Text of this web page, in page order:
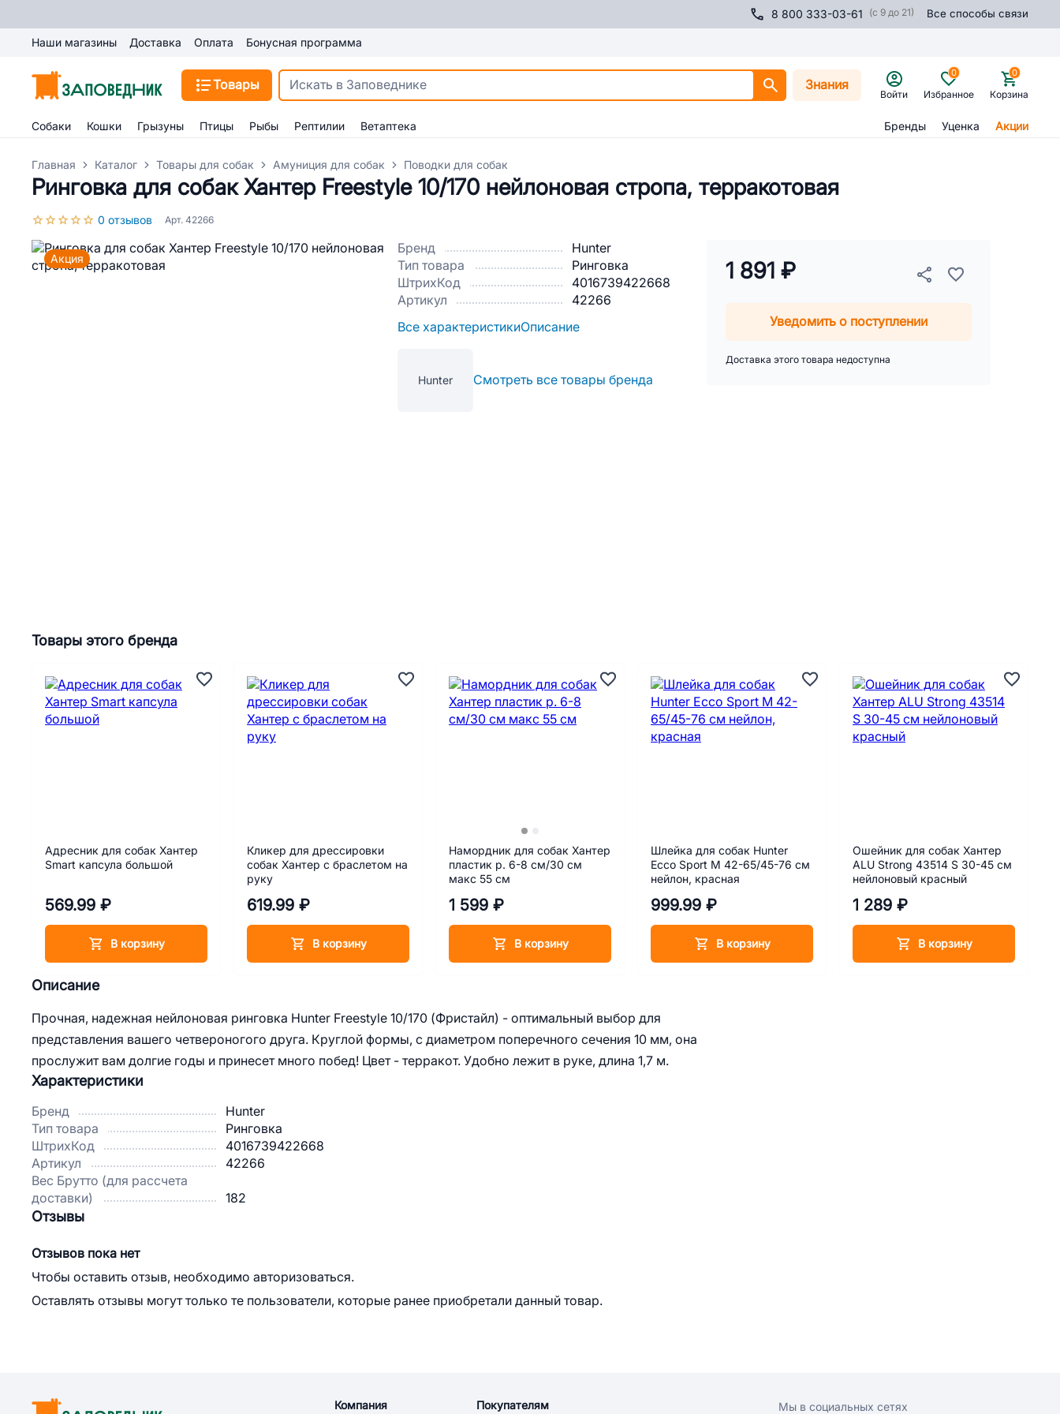
8 800 333-03-61 (с 9 до 21) Все способы связи
Наши магазины Доставка Оплата Бонусная программа
Товары Знания
Войти Избранное
0
Корзина
0
Собаки Кошки Грызуны Птицы Рыбы Рептилии Ветаптека Бренды Уценка Акции
Главная Каталог Товары для собак Амуниция для собак Поводки для собак
Ринговка для собак Хантер Freestyle 10/170 нейлоновая стропа, терракотовая
0 отзывов Арт. 42266
Акция
Бренд
Hunter
Тип товара
Ринговка
ШтрихКод
4016739422668
Артикул
42266
Все характеристикиОписание
Hunter Смотреть все товары бренда
1 891 ₽
Уведомить о поступлении
Доставка этого товара недоступна
Описание
Прочная, надежная нейлоновая ринговка Hunter Freestyle 10/170 (Фристайл) - оптимальный выбор для
представления вашего четвероногого друга. Круглой формы, с диаметром поперечного сечения 10 мм, она
прослужит вам долгие годы и принесет много побед! Цвет - терракот. Удобно лежит в руке, длина 1,7 м.
Товары этого бренда
Адресник для собак Хантер
Smart капсула большой
569.99 ₽
В корзину
Кликер для дрессировки
собак Хантер с браслетом на
руку
619.99 ₽
В корзину
Намордник для собак Хантер
пластик р. 6-8 см/30 см
макс 55 см
1 599 ₽
В корзину
Шлейка для собак Hunter
Ecco Sport M 42-65/45-76 см
нейлон, красная
999.99 ₽
В корзину
Ошейник для собак Хантер
ALU Strong 43514 S 30-45 см
нейлоновый красный
1 289 ₽
В корзину
Характеристики
Бренд
Hunter
Тип товара
Ринговка
ШтрихКод
4016739422668
Артикул
42266
Вес Брутто (для рассчета
доставки)
182
Отзывы
Отзывов пока нет
Чтобы оставить отзыв, необходимо авторизоваться.
Оставлять отзывы могут только те пользователи, которые ранее приобретали данный товар.
Компания Покупателям Мы в социальных сетях